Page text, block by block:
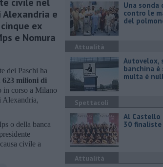
Alexandria e
ex
e Nomura
dei Paschi ha
623 milioni di
in corso a Milano
Alexandria,
o della banca
civile a
Una sonda
contro le
del
Attualità
Autovelox,
banchina
multa è
Spettacoli
Al Castello
30
Attualità